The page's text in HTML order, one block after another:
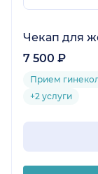
Чекап для
7 500 ₽
Прием
+2 услуги